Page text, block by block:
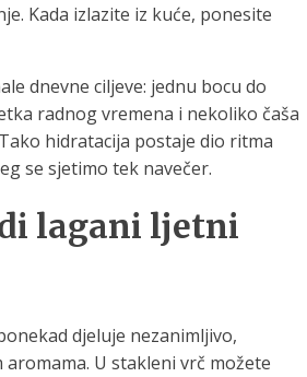
Kada izlazite iz kuće, ponesite
dnevne ciljeve: jednu bocu do
radnog vremena i nekoliko čaša
hidratacija postaje dio ritma
se sjetimo tek navečer.
lagani ljetni
djeluje nezanimljivo,
U stakleni vrč možete